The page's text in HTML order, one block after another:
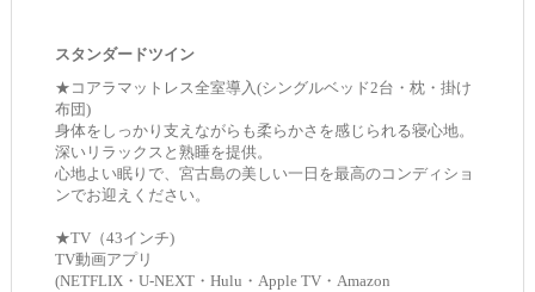
スタンダードツイン
★コアラマットレス全室導入(シングルベッド2台・枕・掛け
布団)
身体をしっかり支えながらも柔らかさを感じられる寝心地。
深いリラックスと熟睡を提供。
心地よい眠りで、宮古島の美しい一日を最高のコンディショ
ンでお迎えください。
★TV（43インチ)
TV動画アプリ
(NETFLIX・U-NEXT・Hulu・Apple TV・Amazon